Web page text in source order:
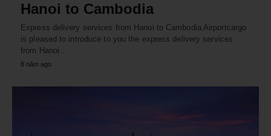
Hanoi to Cambodia
Express delivery services from Hanoi to Cambodia Airportcargo
is pleased to introduce to you the express delivery services
from Hanoi…
8 năm ago